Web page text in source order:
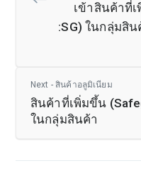
เข้าสินค้าที่
:SG) ในกลุ่มสิน
Next - สินค้าอลูมิเนียม
สินค้าที่เพิ่มขึ้น
ในกลุ่มสินค้า